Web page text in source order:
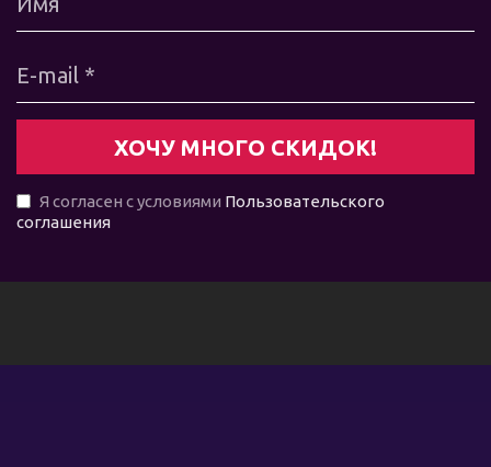
Я согласен с условиями Пользовательского
соглашения